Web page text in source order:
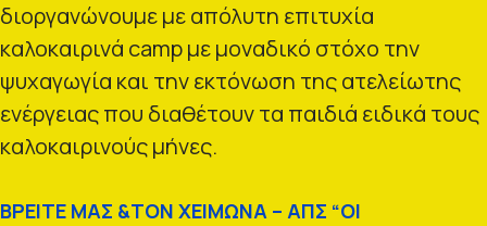
διοργανώνουμε με απόλυτη επιτυχία
καλοκαιρινά camp με μοναδικό στόχο την
ψυχαγωγία και την εκτόνωση της ατελείωτης
ενέργειας που διαθέτουν τα παιδιά ειδικά τους
καλοκαιρινούς μήνες.
ΒΡΕΙΤΕ ΜΑΣ &ΤΟΝ ΧΕΙΜΩΝΑ – ΑΠΣ “ΟΙ